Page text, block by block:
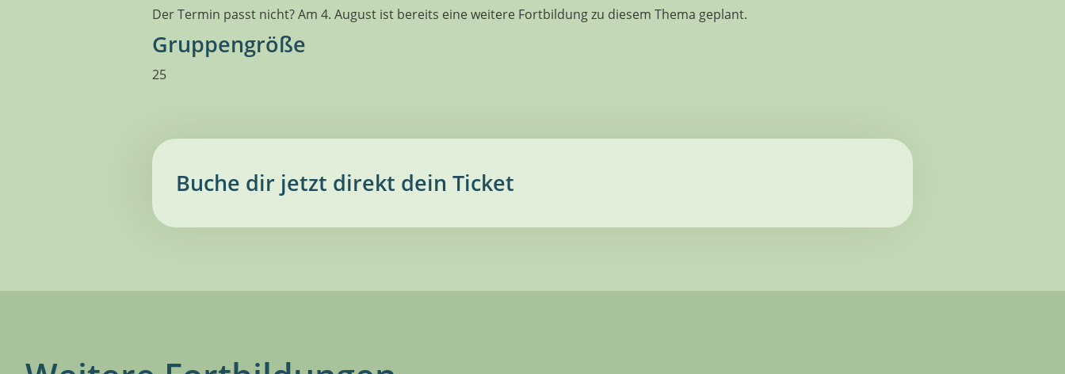
Der Termin passt nicht? Am 4. August ist bereits eine weitere Fortbildung zu diesem Thema geplant.
Gruppengröße
25
Buche dir jetzt direkt dein Ticket